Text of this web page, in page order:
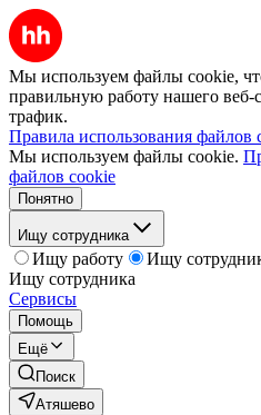
Мы используем файлы cookie,
правильную работу нашего веб-
трафик.
Правила использования файлов
Мы используем файлы cookie.
файлов cookie
Понятно
Ищу сотрудника
Ищу работу
Ищу
Ищу сотрудника
Сервисы
Помощь
Ещё
Поиск
Атяшево